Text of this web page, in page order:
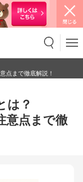
点まで徹底解説！
は？
意点まで徹